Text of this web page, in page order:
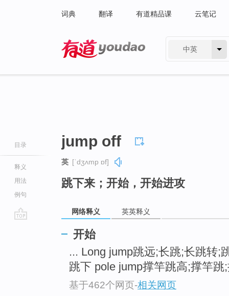
词典 翻译 有道精品课 云笔记
中英
目录
释义
用法
例句
jump off
英 [ˈdʒʌmp ɒf]
跳下来；开始，开始进攻
网络释义 英英释义
开始
... Long jump跳远;长跳;长跳转;
跳下 pole jump撑竿跳高;撑竿
基于462个网页-相关网页